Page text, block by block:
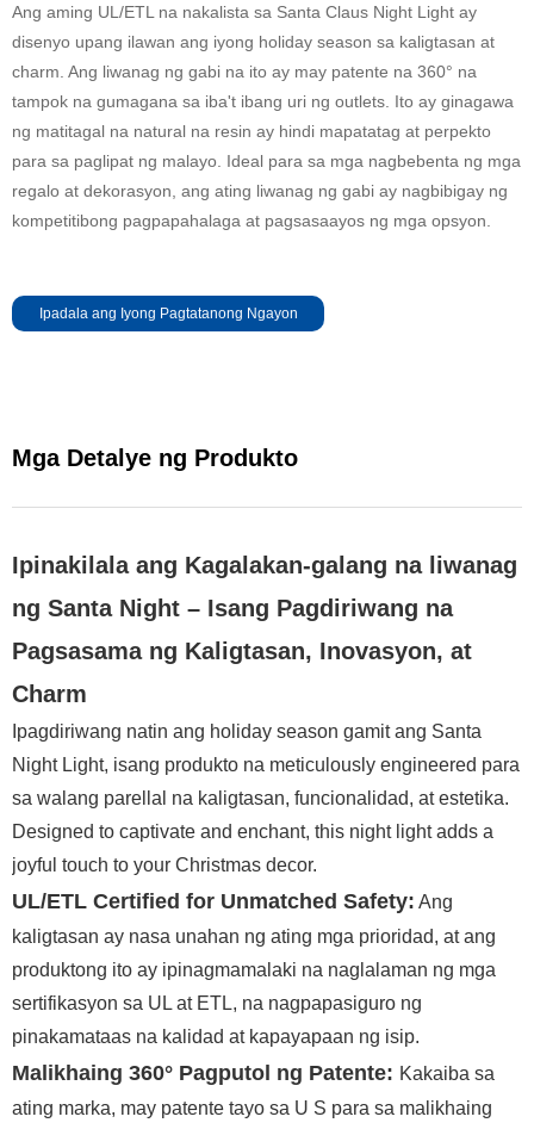
Ang aming UL/ETL na nakalista sa Santa Claus Night Light ay
disenyo upang ilawan ang iyong holiday season sa kaligtasan at
charm. Ang liwanag ng gabi na ito ay may patente na 360° na
tampok na gumagana sa iba't ibang uri ng outlets. Ito ay ginagawa
ng matitagal na natural na resin ay hindi mapatatag at perpekto
para sa paglipat ng malayo. Ideal para sa mga nagbebenta ng mga
regalo at dekorasyon, ang ating liwanag ng gabi ay nagbibigay ng
kompetitibong pagpapahalaga at pagsasaayos ng mga opsyon.
Ipadala ang Iyong Pagtatanong Ngayon
Mga Detalye ng Produkto
Ipinakilala ang Kagalakan-galang na liwanag
ng Santa Night – Isang Pagdiriwang na
Pagsasama ng Kaligtasan, Inovasyon, at
Charm
Ipagdiriwang natin ang holiday season gamit ang Santa
Night Light, isang produkto na meticulously engineered para
sa walang parellal na kaligtasan, funcionalidad, at estetika.
Designed to captivate and enchant, this night light adds a
joyful touch to your Christmas decor.
UL/ETL Certified for Unmatched Safety: Ang
kaligtasan ay nasa unahan ng ating mga prioridad, at ang
produktong ito ay ipinagmamalaki na naglalaman ng mga
sertifikasyon sa UL at ETL, na nagpapasiguro ng
pinakamataas na kalidad at kapayapaan ng isip.
Malikhaing 360° Pagputol ng Patente: Kakaiba sa
ating marka, may patente tayo sa U S para sa malikhaing